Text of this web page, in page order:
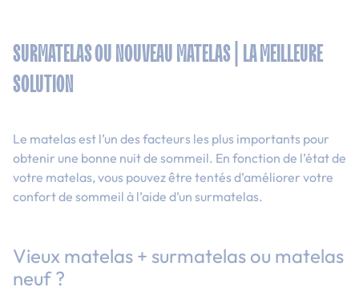
SURMATELAS OU NOUVEAU MATELAS | LA MEILLEURE
SOLUTION
Le matelas est l’un des facteurs les plus importants pour
obtenir une bonne nuit de sommeil. En fonction de l’état de
votre matelas, vous pouvez être tentés d’améliorer votre
confort de sommeil à l’aide d’un surmatelas.
Vieux matelas + surmatelas ou matelas
neuf ?